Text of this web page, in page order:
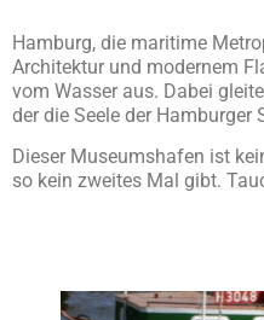
Hamburg, die maritime
Architektur und modernem
vom Wasser aus. Dabei
der die Seele der
Dieser Museumshafen ist
so kein zweites Mal gibt.